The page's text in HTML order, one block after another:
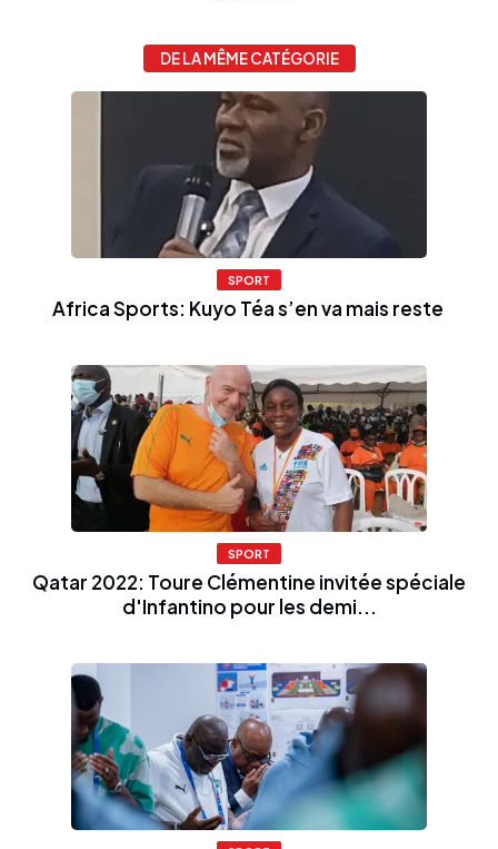
DE LA MÊME CATÉGORIE
SPORT
Africa Sports: Kuyo Téa s’en va mais reste
SPORT
Qatar 2022: Toure Clémentine invitée spéciale
d'Infantino pour les demi...